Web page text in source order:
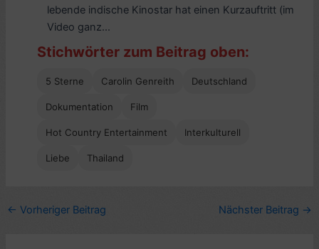
lebende indische Kinostar hat einen Kurzauftritt (im
Video ganz...
Stichwörter zum Beitrag oben:
5 Sterne Carolin Genreith Deutschland
Dokumentation Film
Hot Country Entertainment Interkulturell
Liebe Thailand
← Vorheriger Beitrag Nächster Beitrag →